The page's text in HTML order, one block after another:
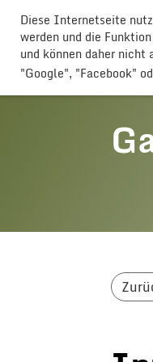
Diese Internetseite
werden und die
und können daher
"Google", "Facebook"